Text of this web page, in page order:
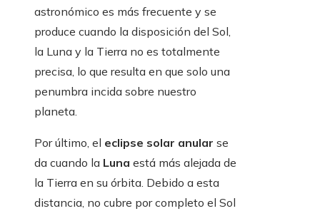
astronómico es más frecuente y se
produce cuando la disposición del Sol,
la Luna y la Tierra no es totalmente
precisa, lo que resulta en que solo una
penumbra incida sobre nuestro
planeta.
Por último, el eclipse solar anular se
da cuando la Luna está más alejada de
la Tierra en su órbita. Debido a esta
distancia, no cubre por completo el Sol